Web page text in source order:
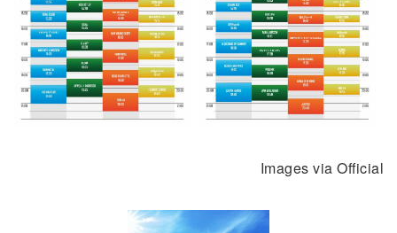
Images via Official